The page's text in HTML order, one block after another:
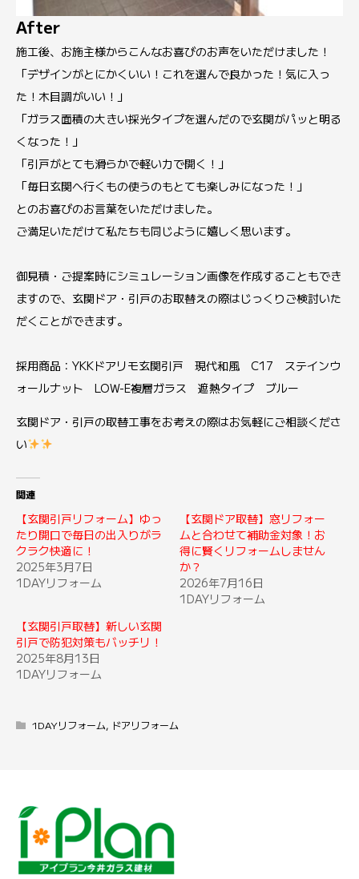
After
施工後、お施主様からこんなお喜びのお声をいただけました！
「デザインがとにかくいい！これを選んで良かった！気に入っ
た！木目調がいい！」
「ガラス面積の大きい採光タイプを選んだので玄関がパッと明る
くなった！」
「引戸がとても滑らかで軽い力で開く！」
「毎日玄関へ行くもの使うのもとても楽しみになった！」
とのお喜びのお言葉をいただけました。
ご満足いただけて私たちも同じように嬉しく思います。
御見積・ご提案時にシミュレーション画像を作成することもでき
ますので、玄関ドア・引戸のお取替えの際はじっくりご検討いた
だくことができます。
採用商品：YKKドアリモ玄関引戸 現代和風 C17 ステインウ
ォールナット LOW-E複層ガラス 遮熱タイプ ブルー
玄関ドア・引戸の取替工事をお考えの際はお気軽にご相談くださ
い
関連
【玄関引戸リフォーム】ゆっ
たり開口で毎日の出入りがラ
クラク快適に！
2025年3月7日
1DAYリフォーム
【玄関ドア取替】窓リフォー
ムと合わせて補助金対象！お
得に賢くリフォームしません
か？
2026年7月16日
1DAYリフォーム
【玄関引戸取替】新しい玄関
引戸で防犯対策もバッチリ！
2025年8月13日
1DAYリフォーム
1DAYリフォーム, ドアリフォーム